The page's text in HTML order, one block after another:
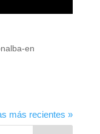
en